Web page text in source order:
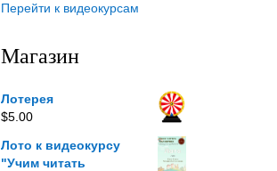
Перейти к видеокурсам
Магазин
Лотерея
$5.00
Лото к видеокурсу
"Учим читать